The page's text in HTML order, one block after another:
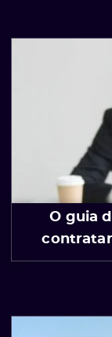
O guia